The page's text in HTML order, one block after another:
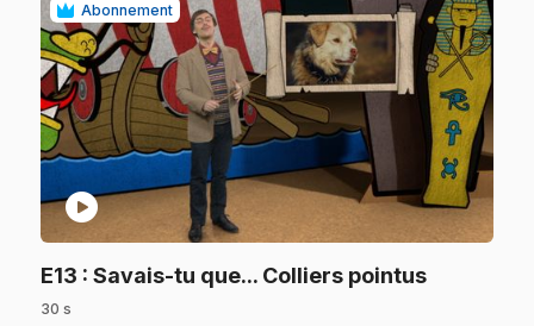
Abonnement
play_circle
E13 : Savais-tu que... Colliers pointus.
30 s